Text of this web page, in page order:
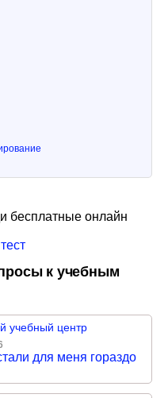
бесплатные онлайн
к учебным
учебный центр
для меня гораздо